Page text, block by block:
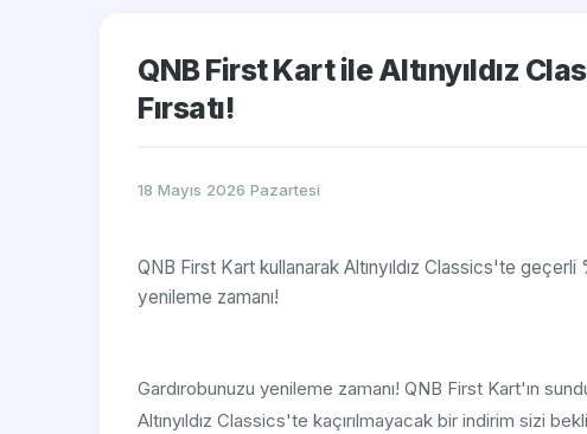
QNB First Kart ile Altınyıldız
Fırsatı!
18 Mayıs 2026 Pazartesi
QNB First Kart kullanarak Altınyıldız Classics'te
yenileme zamanı!
Gardırobunuzu yenileme zamanı! QNB First Kart'ın
Altınyıldız Classics'te kaçırılmayacak bir indirim sizi